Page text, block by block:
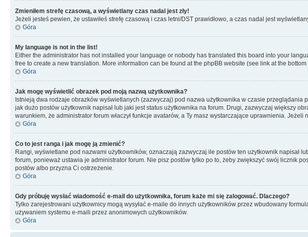
Zmieniłem strefę czasową, a wyświetlany czas nadal jest zły!
Jeżeli jesteś pewien, że ustawiłeś strefę czasową i czas letni/DST prawidłowo, a czas nadal jest
Góra
My language is not in the list!
Either the administrator has not installed your language or nobody has translated this board into your
free to create a new translation. More information can be found at the phpBB website (see link at the
Góra
Jak mogę wyświetlić obrazek pod moją nazwą użytkownika?
Istnieją dwa rodzaje obrazków wyświetlanych (zazwyczaj) pod nazwa użytkownika w czasie
jak dużo postów użytkownik napisał lub jaki jest status użytkownika na forum. Drugi, zazwyczaj większy
warunkiem, że administrator forum właczył funkcje avatarów, a Ty masz wystarczające uprawnienia.
Góra
Co to jest ranga i jak mogę ją zmienić?
Rangi, wyświetlane pod nazwami użytkowników, oznaczają zazwyczaj ile postów ten użytkownik napisał
forum, ponieważ ustawia je administrator forum. Nie pisz postów tylko po to, żeby zwiększyć swój licznik
postów albo przyzna Ci ostrzeżenie.
Góra
Gdy próbuję wysłać wiadomość e-mail do użytkownika, forum każe mi się zalogować. Dlaczego?
Tylko zarejestrowani użytkownicy mogą wysyłać e-maile do innych użytkowników przez wbudowany
używaniem systemu e-maili przez anonimowych użytkowników.
Góra